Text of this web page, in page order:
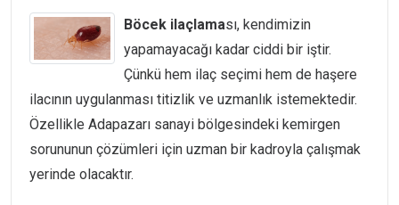
Böcek ilaçlaması, kendimizin
yapamayacağı kadar ciddi bir iştir.
Çünkü hem ilaç seçimi hem de haşere
ilacının uygulanması titizlik ve uzmanlık istemektedir.
Özellikle Adapazarı sanayi bölgesindeki kemirgen
sorununun çözümleri için uzman bir kadroyla çalışmak
yerinde olacaktır.